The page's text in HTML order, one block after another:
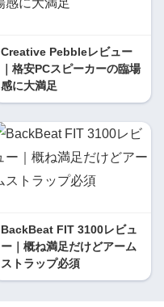
Creative Pebbleレビュー
｜格安PCスピーカーの臨場
感に大満足
BackBeat FIT 3100レビュ
ー｜概ね満足だけどアーム
ストラップ必須